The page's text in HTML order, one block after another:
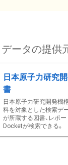
データの提供
日本原子力研究
書
日本原子力研究開発機
料を対象とした検索デ
が所蔵する図書、レポー
Docketが検索できる。